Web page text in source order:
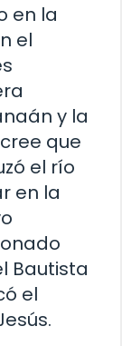
en la
el
y la
que
el río
en la
Bautista
el